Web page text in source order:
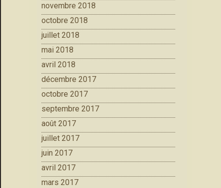
novembre 2018
octobre 2018
juillet 2018
mai 2018
avril 2018
décembre 2017
octobre 2017
septembre 2017
août 2017
juillet 2017
juin 2017
avril 2017
mars 2017